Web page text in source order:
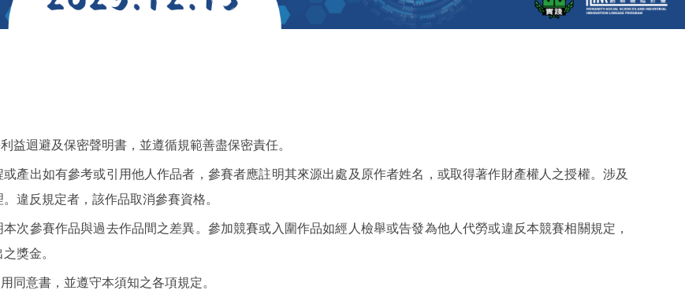
活動封面
益迴避及保密聲明書，並遵循規範善盡保密責任。
產出如有參考或引用他人作品者，參賽者應註明其來源出處及原作者姓名，或取得著作財產權人之授權。涉及
違反規定者，該作品取消參賽資格。
次參賽作品與過去作品間之差異。參加競賽或入圍作品如經人檢舉或告發為他人代勞或違反本競賽相關規定，
獎金。
同意書，並遵守本須知之各項規定。